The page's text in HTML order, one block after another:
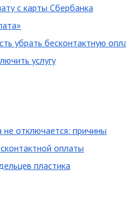
с карты Сбербанка
убрать бесконтактную
услугу
отключается: причины
оплаты
пластика